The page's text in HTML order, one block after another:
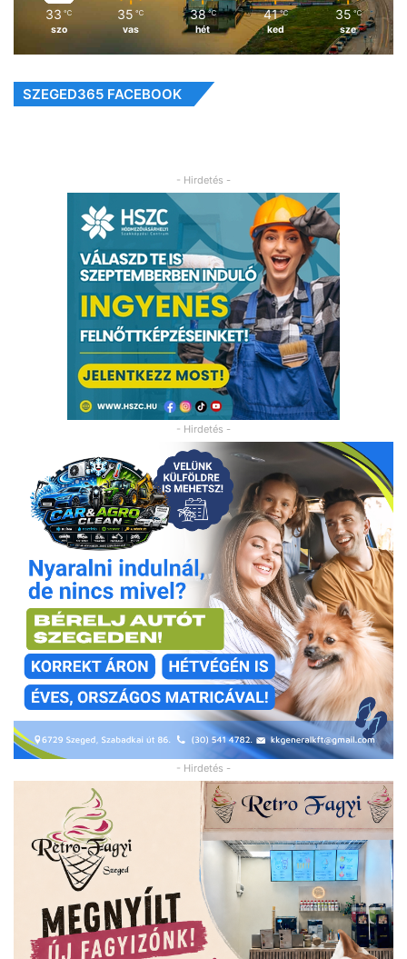
33 ℃
szo
35 ℃
vas
38 ℃
hét
41 ℃
ked
35 ℃
sze
SZEGED365 FACEBOOK
- Hirdetés -
- Hirdetés -
- Hirdetés -